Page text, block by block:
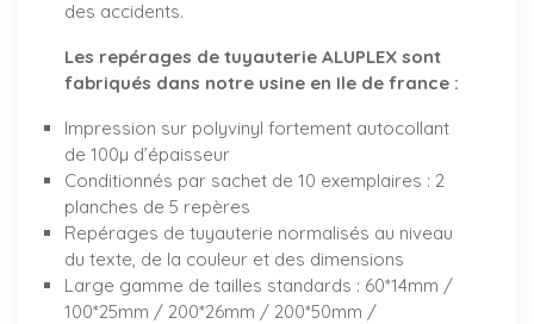
des accidents.
Les repérages de tuyauterie ALUPLEX sont
fabriqués dans notre usine en Ile de france :
Impression sur polyvinyl fortement autocollant
de 100µ d’épaisseur
Conditionnés par sachet de 10 exemplaires : 2
planches de 5 repères
Repérages de tuyauterie normalisés au niveau
du texte, de la couleur et des dimensions
Large gamme de tailles standards : 60*14mm /
100*25mm / 200*26mm / 200*50mm /